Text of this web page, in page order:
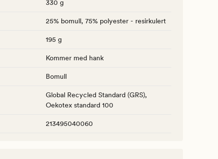
330 g
25% bomull, 75% polyester - resirkulert
195 g
Kommer med hank
Bomull
Global Recycled Standard (GRS),
Oekotex standard 100
213495040060